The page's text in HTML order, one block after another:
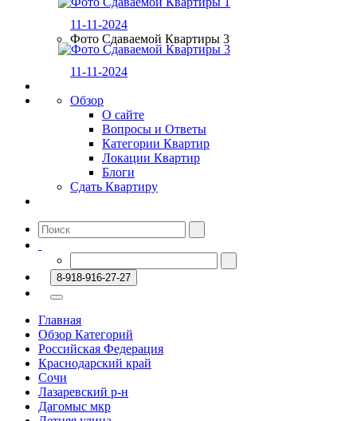
11-11-2024
Фото Сдаваемой Квартиры 3
11-11-2024
Обзор
О сайте
Вопросы и Ответы
Категории Квартир
Локации Квартир
Блоги
Сдать Квартиру
8-918-916-27-27
Главная
Обзор Категорий
Российская Федерация
Краснодарский край
Сочи
Лазаревский р-н
Дагомыс мкр